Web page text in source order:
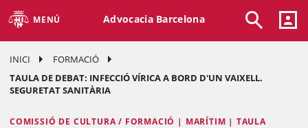
MENÚ Advocacia Barcelona
INICI
FORMACIÓ
TAULA DE DEBAT: INFECCIÓ VÍRICA A BORD D'UN VAIXELL.
SEGURETAT SANITÀRIA
COMISSIÓ DE CULTURA / FORMACIÓ | MARÍTIM | TAULA